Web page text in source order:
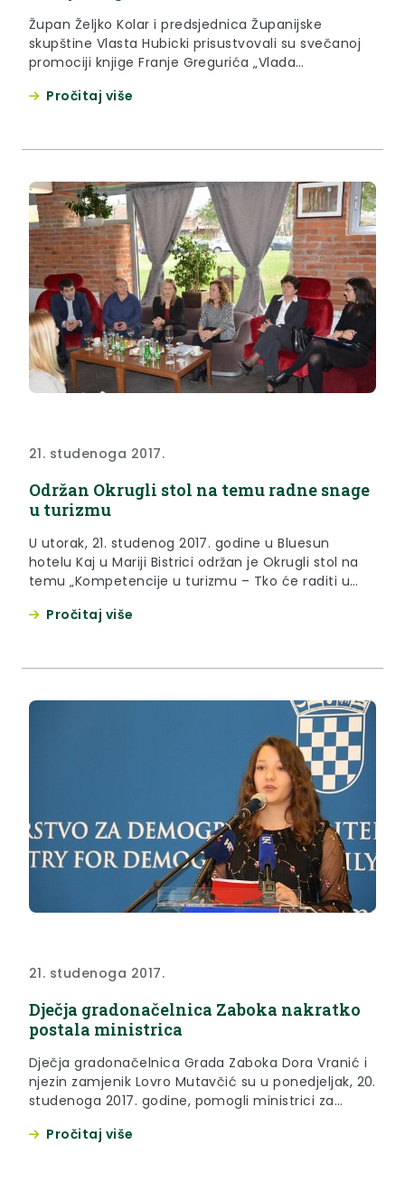
Župan Željko Kolar i predsjednica Županijske
skupštine Vlasta Hubicki prisustvovali su svečanoj
promociji knjige Franje Gregurića „Vlada
Hrvatskoj“, koje je održano u utorak, 21. studenoga
Pročitaj više
21. studenoga 2017.
Održan Okrugli stol na temu radne snage
u turizmu
U utorak, 21. studenog 2017. godine u Bluesun
hotelu Kaj u Mariji Bistrici održan je Okrugli stol na
temu „Kompetencije u turizmu – Tko će raditi u
razvojne agencije d.o.o. i Partnerskog vijeća za
Pročitaj više
21. studenoga 2017.
Dječja gradonačelnica Zaboka nakratko
postala ministrica
Dječja gradonačelnica Grada Zaboka Dora Vranić i
njezin zamjenik Lovro Mutavčić su u ponedjeljak, 20.
studenoga 2017. godine, pomogli ministrici za
Murganić i državnom tajniku Marinu Strmoti kod
Pročitaj više